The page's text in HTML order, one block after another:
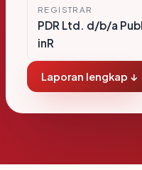
REGISTRAR
PDR Ltd. d/b/a
inR
Laporan lengkap ↓